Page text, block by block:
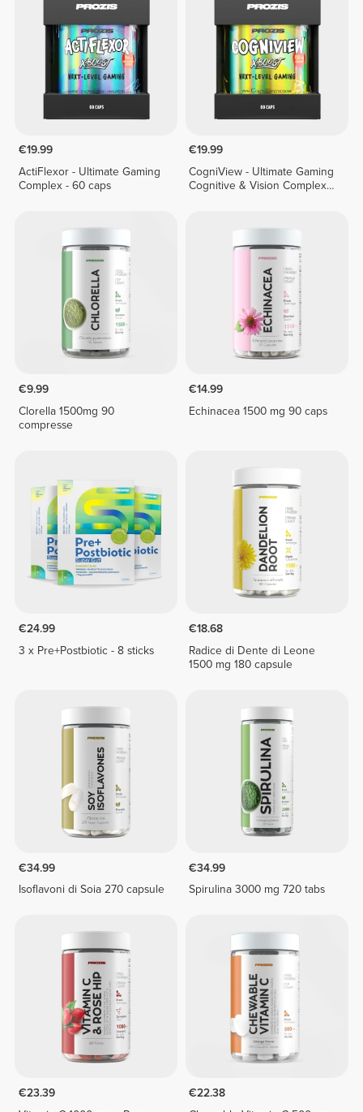
€19.99
ActiFlexor - Ultimate Gaming
Complex - 60 caps
€19.99
CogniView - Ultimate Gaming
Cognitive & Vision Complex -
€9.99
Clorella 1500mg 90
compresse
€14.99
Echinacea 1500 mg 90 caps
€24.99
3 x Pre+Postbiotic - 8 sticks
€18.68
Radice di Dente di Leone
1500 mg 180 capsule
€34.99
Isoflavoni di Soia 270 capsule
€34.99
Spirulina 3000 mg 720 tabs
€23.39
€22.38